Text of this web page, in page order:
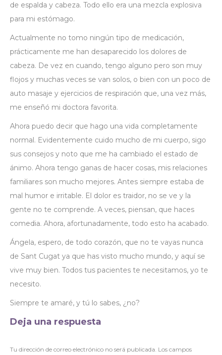
de espalda y cabeza. Todo ello era una mezcla explosiva
para mi estómago.
Actualmente no tomo ningún tipo de medicación,
prácticamente me han desaparecido los dolores de
cabeza. De vez en cuando, tengo alguno pero son muy
flojos y muchas veces se van solos, o bien con un poco de
auto masaje y ejercicios de respiración que, una vez más,
me enseñó mi doctora favorita.
Ahora puedo decir que hago una vida completamente
normal. Evidentemente cuido mucho de mi cuerpo, sigo
sus consejos y noto que me ha cambiado el estado de
ánimo. Ahora tengo ganas de hacer cosas, mis relaciones
familiares son mucho mejores. Antes siempre estaba de
mal humor e irritable. El dolor es traidor, no se ve y la
gente no te comprende. A veces, piensan, que haces
comedia. Ahora, afortunadamente, todo esto ha acabado.
Ángela, espero, de todo corazón, que no te vayas nunca
de Sant Cugat ya que has visto mucho mundo, y aquí se
vive muy bien. Todos tus pacientes te necesitamos, yo te
necesito.
Siempre te amaré, y tú lo sabes, ¿no?
Deja una respuesta
Tu dirección de correo electrónico no será publicada. Los campos